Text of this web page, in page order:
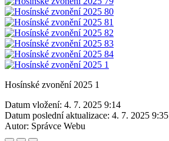
Hosínské zvonění 2025 1
Datum vložení: 4. 7. 2025 9:14
Datum poslední aktualizace: 4. 7. 2025 9:35
Autor: Správce Webu